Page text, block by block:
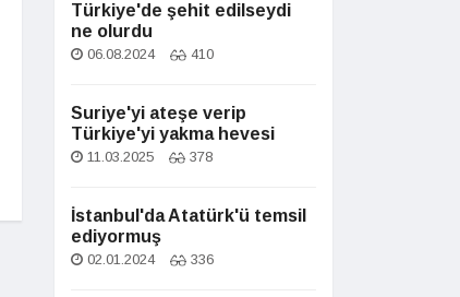
Türkiye'de şehit edilseydi
ne olurdu
06.08.2024 410
Suriye'yi ateşe verip
Türkiye'yi yakma hevesi
11.03.2025 378
İstanbul'da Atatürk'ü temsil
ediyormuş
02.01.2024 336